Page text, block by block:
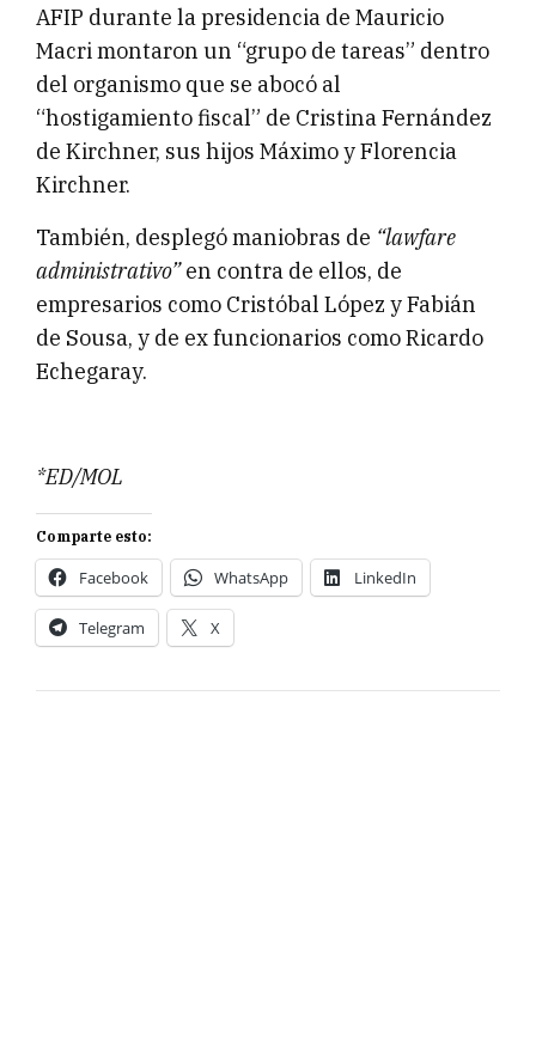
AFIP durante la presidencia de Mauricio
Macri montaron un “grupo de tareas” dentro
del organismo que se abocó al
“hostigamiento fiscal” de Cristina Fernández
de Kirchner, sus hijos Máximo y Florencia
Kirchner.
También, desplegó maniobras de “lawfare
administrativo”en contra de ellos, de
empresarios como Cristóbal López y Fabián
de Sousa, y de ex funcionarios como Ricardo
Echegaray.
*ED/MOL
Comparte esto:
Facebook WhatsApp LinkedIn
Telegram X